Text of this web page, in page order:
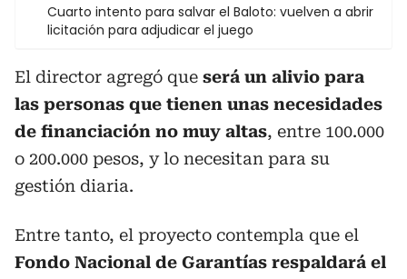
Cuarto intento para salvar el Baloto: vuelven a abrir
licitación para adjudicar el juego
El director agregó que será un alivio para
las personas que tienen unas necesidades
de financiación no muy altas, entre 100.000
o 200.000 pesos, y lo necesitan para su
gestión diaria.
Entre tanto, el proyecto contempla que el
Fondo Nacional de Garantías respaldará el